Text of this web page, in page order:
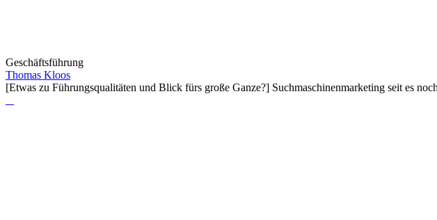
Geschäftsführung
Thomas Kloos
[Etwas zu Führungsqualitäten und Blick fürs große Ganze?] Suchmaschinenmarketing seit es